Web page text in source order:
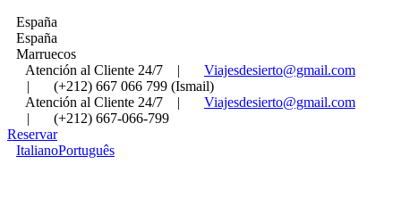
España
España
Marruecos
Atención al Cliente 24/7
|
Viajesdesierto@gmail.com
|
(+212) 667 066 799 (Ismail)
Atención al Cliente 24/7
|
Viajesdesierto@gmail.com
|
(+212) 667-066-799
Reservar
ItalianoPortuguês